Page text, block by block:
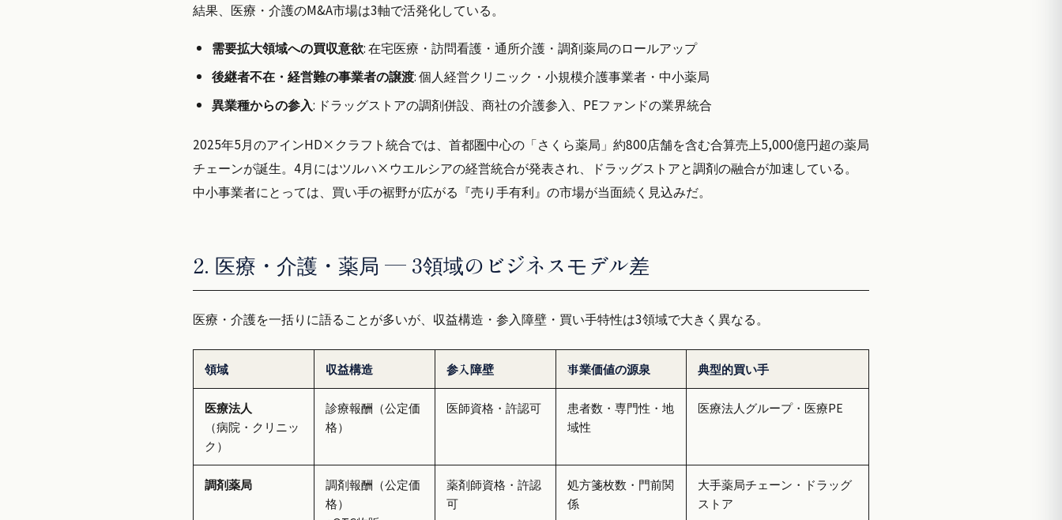
結果、医療・介護のM&A市場は3軸で活発化している。
需要拡大領域への買収意欲: 在宅医療・訪問看護・通所介護・調剤薬局のロールアップ
後継者不在・経営難の事業者の譲渡: 個人経営クリニック・小規模介護事業者・中小薬局
異業種からの参入: ドラッグストアの調剤併設、商社の介護参入、PEファンドの業界統合
2025年5月のアインHD×クラフト統合では、首都圏中心の「さくら薬局」約800店舗を含む合算売上5,000億円超の薬局
チェーンが誕生。4月にはツルハ×ウエルシアの経営統合が発表され、ドラッグストアと調剤の融合が加速している。
中小事業者にとっては、買い手の裾野が広がる『売り手有利』の市場が当面続く見込みだ。
2. 医療・介護・薬局 — 3領域のビジネスモデル差
医療・介護を一括りに語ることが多いが、収益構造・参入障壁・買い手特性は3領域で大きく異なる。
領域 収益構造 参入障壁 事業価値の源泉 典型的買い手
医療法人
（病院・クリニッ
ク）
診療報酬（公定価
格）
医師資格・許認可
患者数・専門性・地
域性
医療法人グループ・医療PE
調剤薬局
調剤報酬（公定価
格）
薬剤師資格・許認
可
処方箋枚数・門前関
係
大手薬局チェーン・ドラッグ
ストア